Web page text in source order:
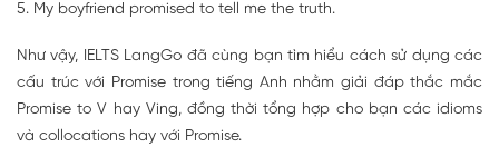
5. My boyfriend promised to tell me the truth.
Như vậy, IELTS LangGo đã cùng bạn tìm hiểu cách sử dụng các
cấu trúc với Promise trong tiếng Anh nhằm giải đáp thắc mắc
Promise to V hay Ving, đồng thời tổng hợp cho bạn các idioms
và collocations hay với Promise.